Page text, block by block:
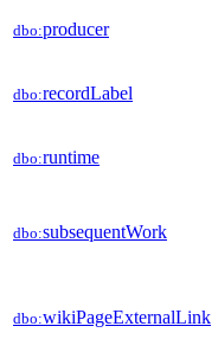
dbo:producer
dbo:recordLabel
dbo:runtime
dbo:subsequentWork
dbo:wikiPageExternalLink